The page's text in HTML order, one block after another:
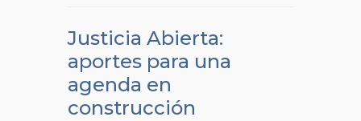
Justicia Abierta:
aportes para una
agenda en
construcción